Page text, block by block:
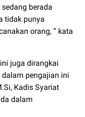
berada
tidak punya
orang, “ kata
juga dirangkai
pengajian ini
Kadis Syariat
dalam